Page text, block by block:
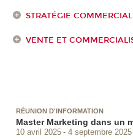
STRATÉGIE
VENTE ET
RÉUNION D'INFORMATION
Master Marketing dans un
10 avril 2025 4 septembre 2025